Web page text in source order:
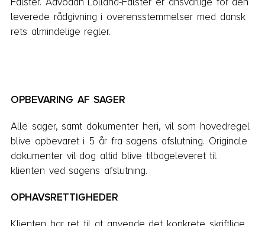
leverede rådgivning i overensstemmelser med dansk
rets almindeli­ge regler.
OPBEVARING AF SAGER
Alle sager, samt dokumenter heri, vil som hovedregel
blive opbevaret i 5 år fra sagens afslut­ning. Originale
dokumenter vil dog altid blive tilbageleveret til
klienten ved sagens afslutning.
OPHAVSRETTIGHEDER